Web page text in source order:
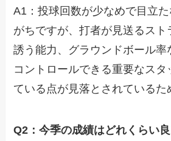
A1：投球回数が少なめで目立
がちですが、打者が見送るスト
誘う能力、グラウンドボール率
コントロールできる重要なス
ている点が見落とされているた
Q2：今季の成績はどれくらい